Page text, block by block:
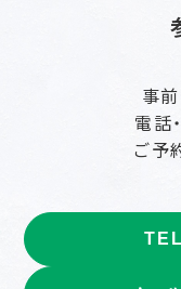
事
電話
ご予